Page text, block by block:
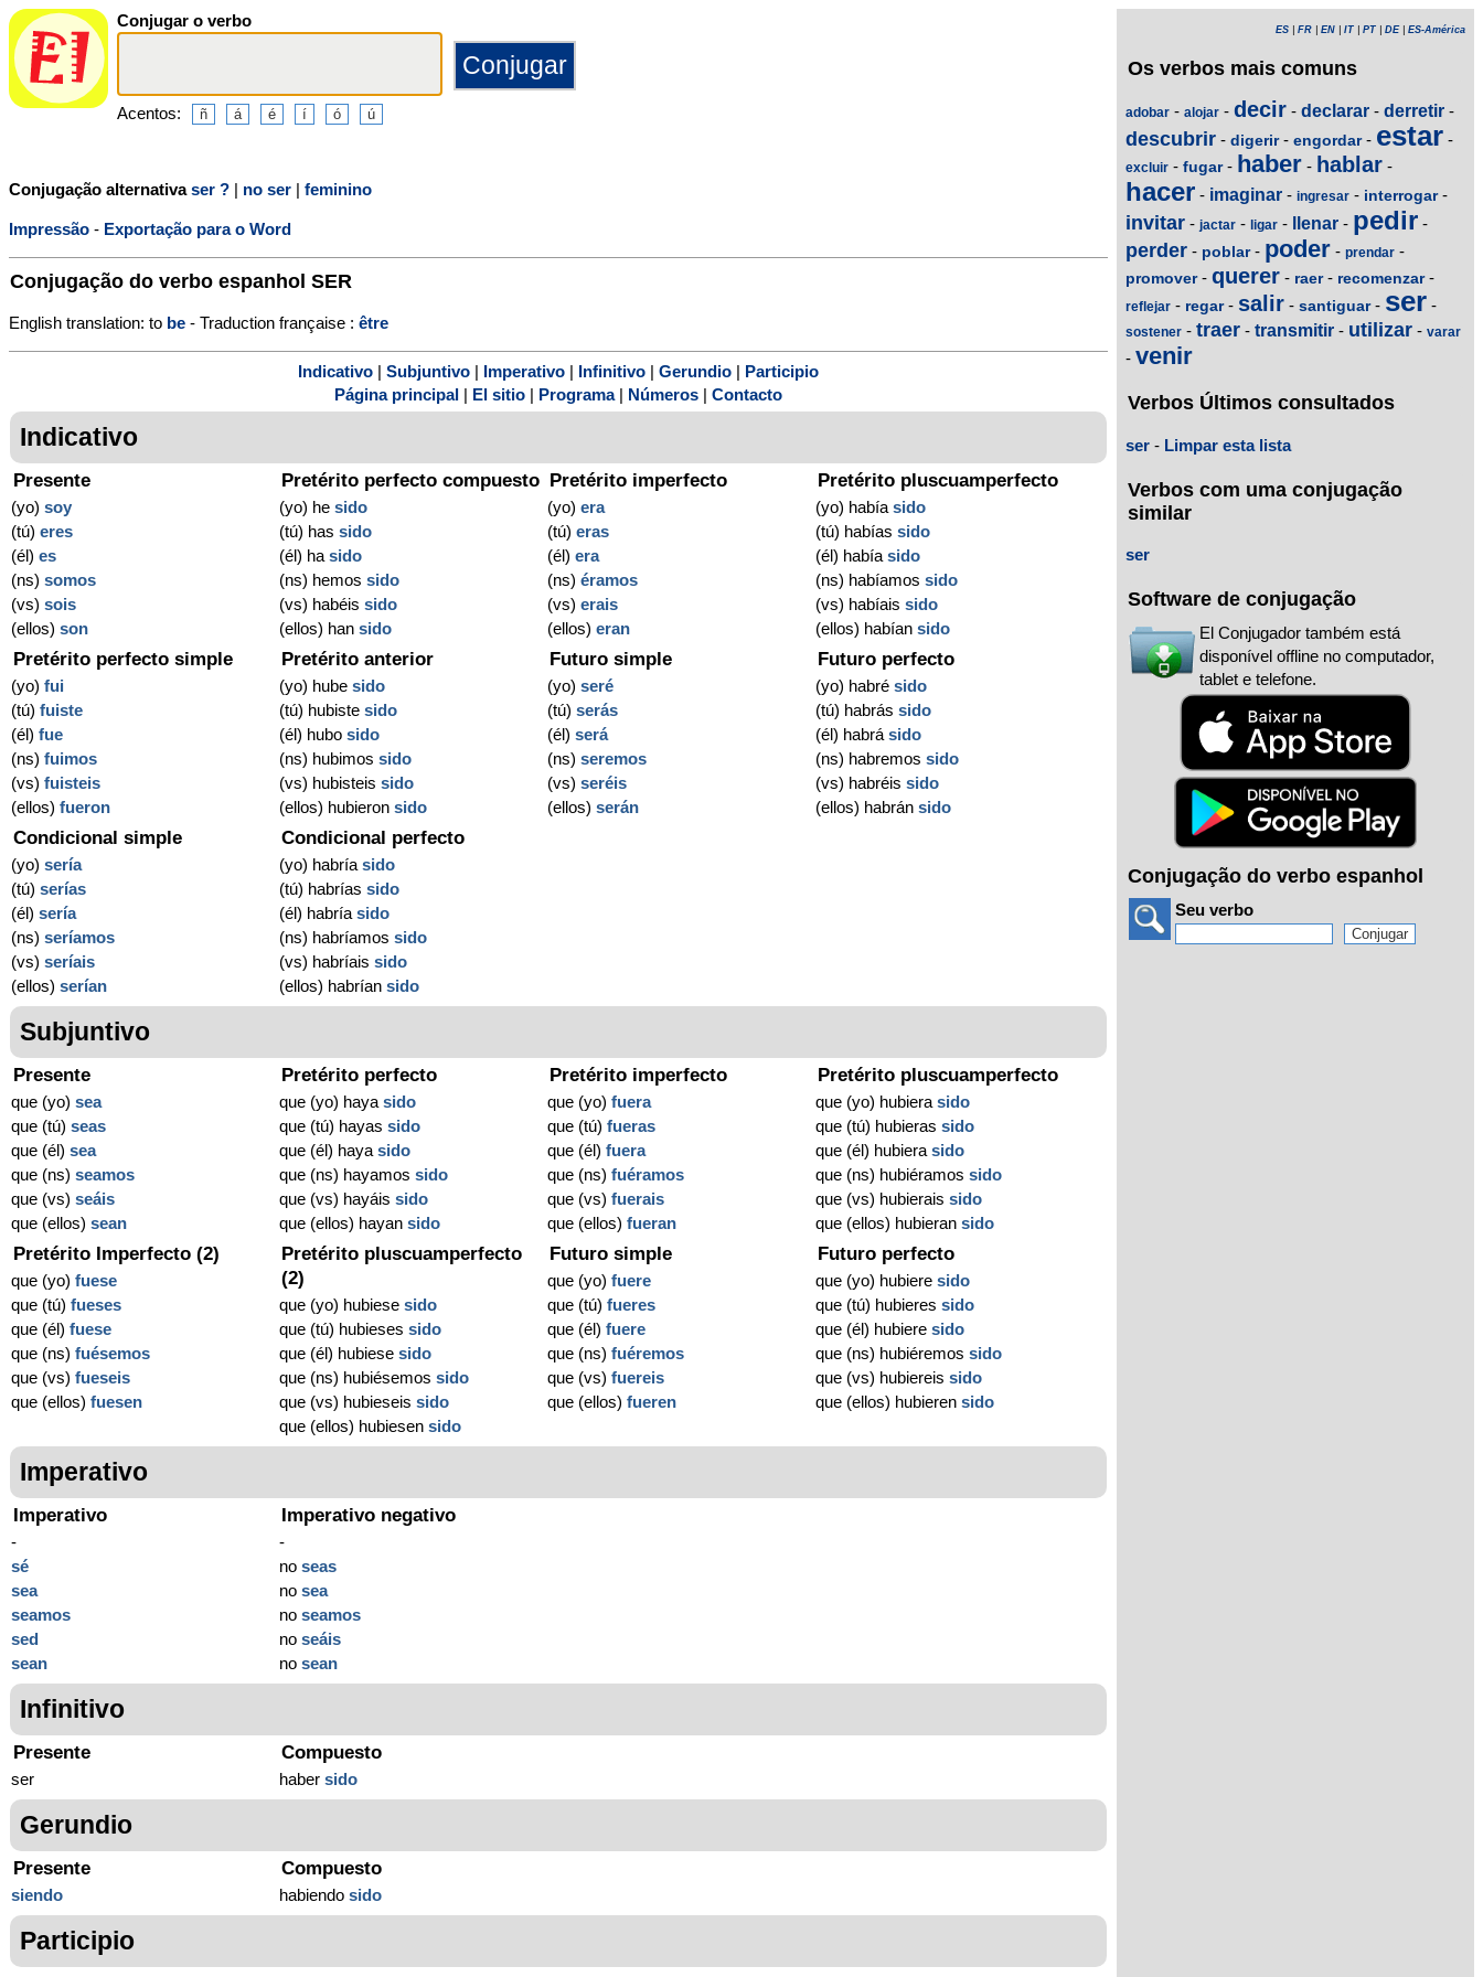
Conjugar o verbo
Acentos:
Conjugação alternativaser ? | no ser | feminino
Impressão - Exportação para o Word
Conjugação do verbo espanhol SER
English translation: to be - Traduction française : être
Indicativo Subjuntivo Imperativo Infinitivo Gerundio
Participio
Página principal
El sitio Programa| Números Contacto
Indicativo
Presente
(yo) soy
(tú) eres
(él) es
(ns) somos
(vs) sois
(ellos) son
Pretérito perfecto compuesto
(yo) hesido
(tú) hassido
(él) hasido
(ns) hemossido
(vs) habéissido
(ellos) hansido
Pretérito imperfecto
(yo)era
(tú)eras
(él)era
(ns)éramos
(vs)erais
(ellos)eran
Pretérito pluscuamperfecto
(yo) habíasido
(tú) habíassido
(él) habíasido
(ns) habíamossido
(vs) habíaissido
(ellos) habíansido
Pretérito perfecto simple
(yo) fui
(tú) fuiste
(él) fue
(ns) fuimos
(vs) fuisteis
(ellos) fueron
Pretérito anterior
(yo) hubesido
(tú) hubistesido
(él) hubosido
(ns) hubimossido
(vs) hubisteissido
(ellos) hubieronsido
Futuro simple
(yo)seré
(tú)serás
(él)será
(ns)seremos
(vs)seréis
(ellos)serán
Futuro perfecto
(yo) habrésido
(tú) habrássido
(él) habrásido
(ns) habremossido
(vs) habréissido
(ellos) habránsido
Condicional simple
(yo) sería
(tú) serías
(él) sería
(ns) seríamos
(vs) seríais
(ellos) serían
Condicional perfecto
(yo) habríasido
(tú) habríassido
(él) habríasido
(ns) habríamossido
(vs) habríaissido
(ellos) habríansido
Subjuntivo
Presente
que (yo) sea
que (tú) seas
que (él) sea
que (ns) seamos
que (vs) seáis
que (ellos) sean
Pretérito perfecto
que (yo) hayasido
que (tú) hayassido
que (él) hayasido
que (ns) hayamossido
que (vs) hayáissido
que (ellos) hayansido
Pretérito imperfecto
que (yo)fuera
que (tú)fueras
que (él)fuera
que (ns)fuéramos
que (vs)fuerais
que (ellos)fueran
Pretérito pluscuamperfecto
que (yo) hubierasido
que (tú) hubierassido
que (él) hubierasido
que (ns) hubiéramossido
que (vs) hubieraissido
que (ellos) hubieransido
Pretérito Imperfecto (2)
que (yo) fuese
que (tú) fueses
que (él) fuese
que (ns) fuésemos
que (vs) fueseis
que (ellos) fuesen
Pretérito pluscuamperfecto
(2)
que (yo) hubiesesido
que (tú) hubiesessido
que (él) hubiesesido
que (ns) hubiésemossido
que (vs) hubieseissido
que (ellos) hubiesensido
Futuro simple
que (yo)fuere
que (tú)fueres
que (él)fuere
que (ns)fuéremos
que (vs)fuereis
que (ellos)fueren
Futuro perfecto
que (yo) hubieresido
que (tú) hubieressido
que (él) hubieresido
que (ns) hubiéremossido
que (vs) hubiereissido
que (ellos) hubierensido
Imperativo
Imperativo
-
sé
sea
seamos
sed
sean
Imperativo negativo
-
noseas
nosea
noseamos
noseáis
nosean
Infinitivo
Presente
ser
Compuesto
habersido
Gerundio
Presente
siendo
Compuesto
habiendosido
Participio
ES FR EN IT PT DE| ES-América
Os verbos mais comuns
adobar - alojar - decir - declarar - derretir -
descubrir - digerir- engordar- estar -
excluir - fugar- haber - hablar -
hacer - imaginar - ingresar - interrogar-
invitar - jactar - ligar - llenar - pedir -
perder - poblar- poder - prendar -
promover- querer - raer- recomenzar-
reflejar - regar- salir - santiguar- ser -
sostener - traer - transmitir - utilizar - varar
- venir
Verbos Últimos consultados
ser - Limpar esta lista
Verbos com uma conjugação
similar
ser
Software de conjugação
El Conjugador também está
disponível offline no computador,
tablet e telefone.
Conjugação do verbo espanhol
Seu verbo